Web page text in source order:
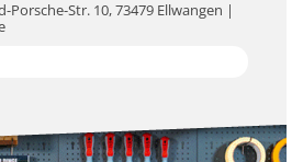
Str. 10, 73479 Ellwangen |